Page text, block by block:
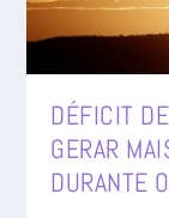
DÉFICIT
GERAR
DURANTE